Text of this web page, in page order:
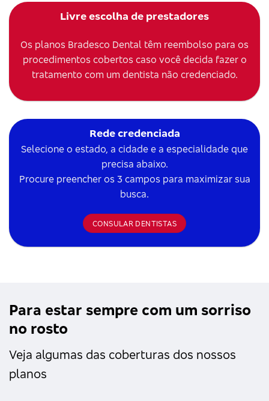
Livre escolha de prestadores
Os planos Bradesco Dental têm reembolso para os
procedimentos cobertos caso você decida fazer o
tratamento com um dentista não credenciado.
Rede credenciada
Selecione o estado, a cidade e a especialidade que
precisa abaixo.
Procure preencher os 3 campos para maximizar sua
busca.
CONSULAR DENTISTAS
Para estar sempre com um sorriso
no rosto
Veja algumas das coberturas dos nossos
planos